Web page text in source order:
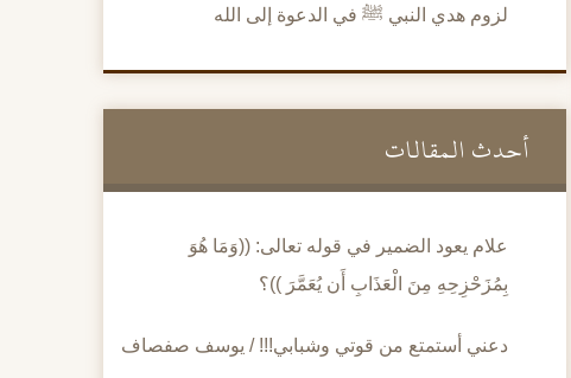
لزوم هدي النبي ﷺ في الدعوة إلى الله
أحدث المقالات
علام يعود الضمير في قوله تعالى: ((وَمَا هُوَ
بِمُزَحْزِحِهِ مِنَ الْعَذَابِ أَن يُعَمَّرَ ))؟
دعني أستمتع من قوتي وشبابي!!! / يوسف صفصاف